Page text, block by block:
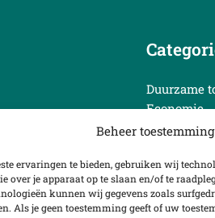
Beheer toestemming
ervaringen te bieden, gebruiken wij
over je apparaat op te slaan en/of te
kunnen wij gegevens zoals
Als je geen toestemming geeft of uw
Duurzame
Economie
Klimaat en